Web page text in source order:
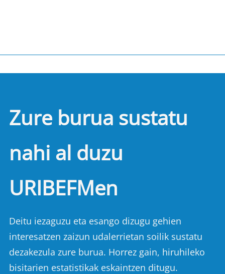
Zure burua sustatu
nahi al duzu
URIBEFMen
Deitu iezaguzu eta esango dizugu gehien
interesatzen zaizun udalerrietan soilik sustatu
dezakezula zure burua. Horrez gain, hiruhileko
bisitarien estatistikak eskaintzen ditugu.